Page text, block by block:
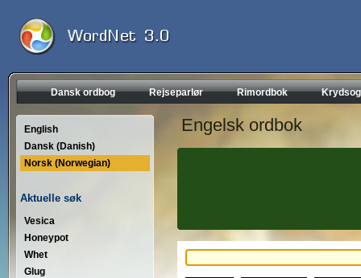
Dansk ordbog Rejseparlør Rimordbok
English
Dansk (Danish)
Norsk (Norwegian)
Aktuelle søk
Vesica
Honeypot
Whet
Glug
Engelsk ordbok